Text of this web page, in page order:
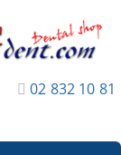
02 832 10 81